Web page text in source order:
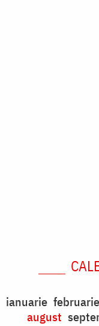
ianuarie februarie
august